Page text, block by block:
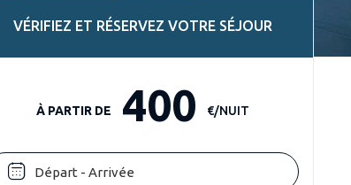
VÉRIFIEZ ET RÉSERVEZ VOTRE SÉJOUR
À PARTIR DE 400 €/NUIT